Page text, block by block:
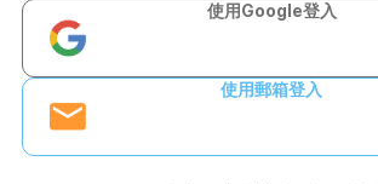
使用Google登入
使用郵箱登入